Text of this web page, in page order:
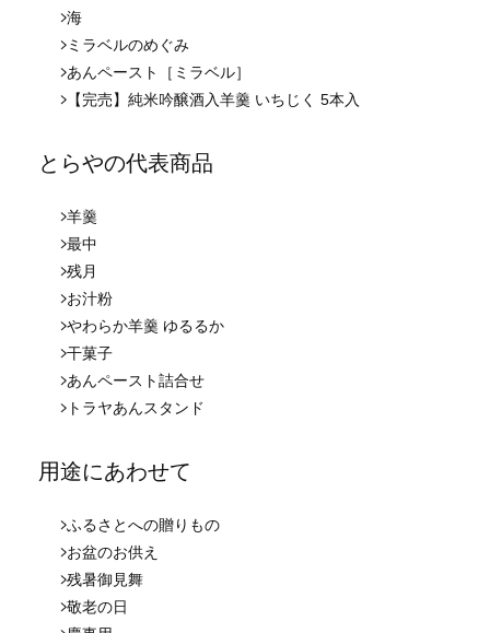
海
ミラベルのめぐみ
あんペースト［ミラベル］
【完売】純米吟醸酒入羊羹 いちじく 5本入
とらやの代表商品
羊羹
最中
残月
お汁粉
やわらか羊羹 ゆるるか
干菓子
あんペースト詰合せ
トラヤあんスタンド
用途にあわせて
ふるさとへの贈りもの
お盆のお供え
残暑御見舞
敬老の日